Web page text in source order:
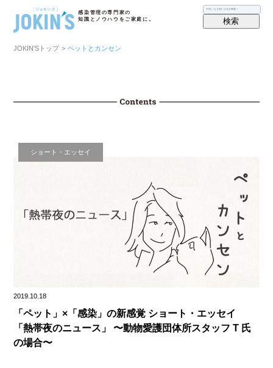
感染管理の専門家の
知識とノウハウをご家庭に。
検索
JOKIN′Sトップ > ペットとカンセン
ショート・エッセイ
2019.10.18
「ペット」×「感染」の新感覚 ショート・エッセイ
「熱帯夜のニュース」 〜動物愛護団体所スタッフ T 氏
の場合〜